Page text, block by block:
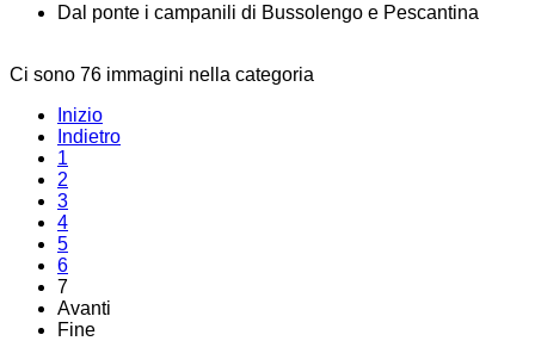
Dal ponte i campanili di Bussolengo e Pescantina
Ci sono 76 immagini nella categoria
Inizio
Indietro
1
2
3
4
5
6
7
Avanti
Fine